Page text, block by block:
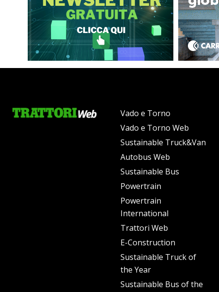
Vado e Torno
Vado e Torno Web
Sustainable Truck&Van
Autobus Web
Sustainable Bus
Powertrain
Powertrain
International
Trattori Web
E-Construction
Sustainable Truck of
the Year
Sustainable Bus of the